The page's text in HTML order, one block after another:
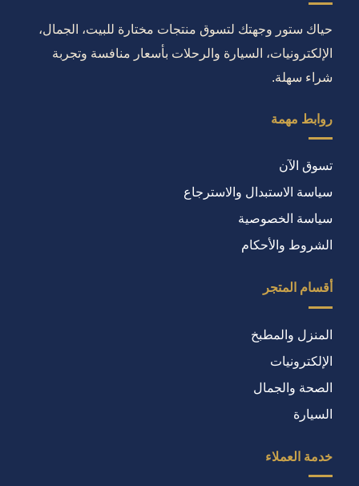
حياك ستور وجهتك لتسوق منتجات مختارة للبيت، الجمال،
الإلكترونيات، السيارة والرحلات بأسعار منافسة وتجربة
شراء سهلة.
روابط مهمة
تسوق الآن
سياسة الاستبدال والاسترجاع
سياسة الخصوصية
الشروط والأحكام
أقسام المتجر
المنزل والمطبخ
الإلكترونيات
الصحة والجمال
السيارة
خدمة العملاء